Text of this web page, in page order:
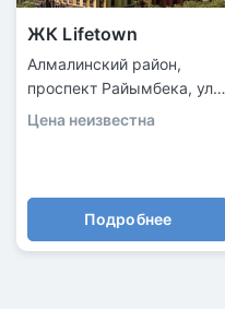
ЖК Lifetown
Алмалинский район,
проспект Райымбека, ул.
Торекулова, 91
Цена неизвестна
Подробнее